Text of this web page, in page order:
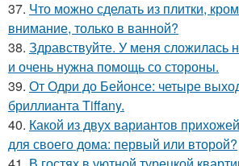
37. Что можно сделать из плитки,
внимание, только в ванной?
38. Здравствуйте. У меня сложилась
и очень нужна помощь со стороны.
39. От Одри до Бейонсе: четыре
бриллианта Tiffany.
40. Какой из двух вариантов
для своего дома: первый или второй?